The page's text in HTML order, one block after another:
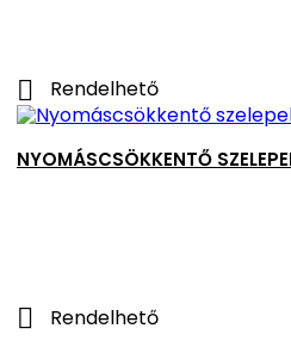
 Rendelhető
NYOMÁSCSÖKKENTŐ

Rendelhető